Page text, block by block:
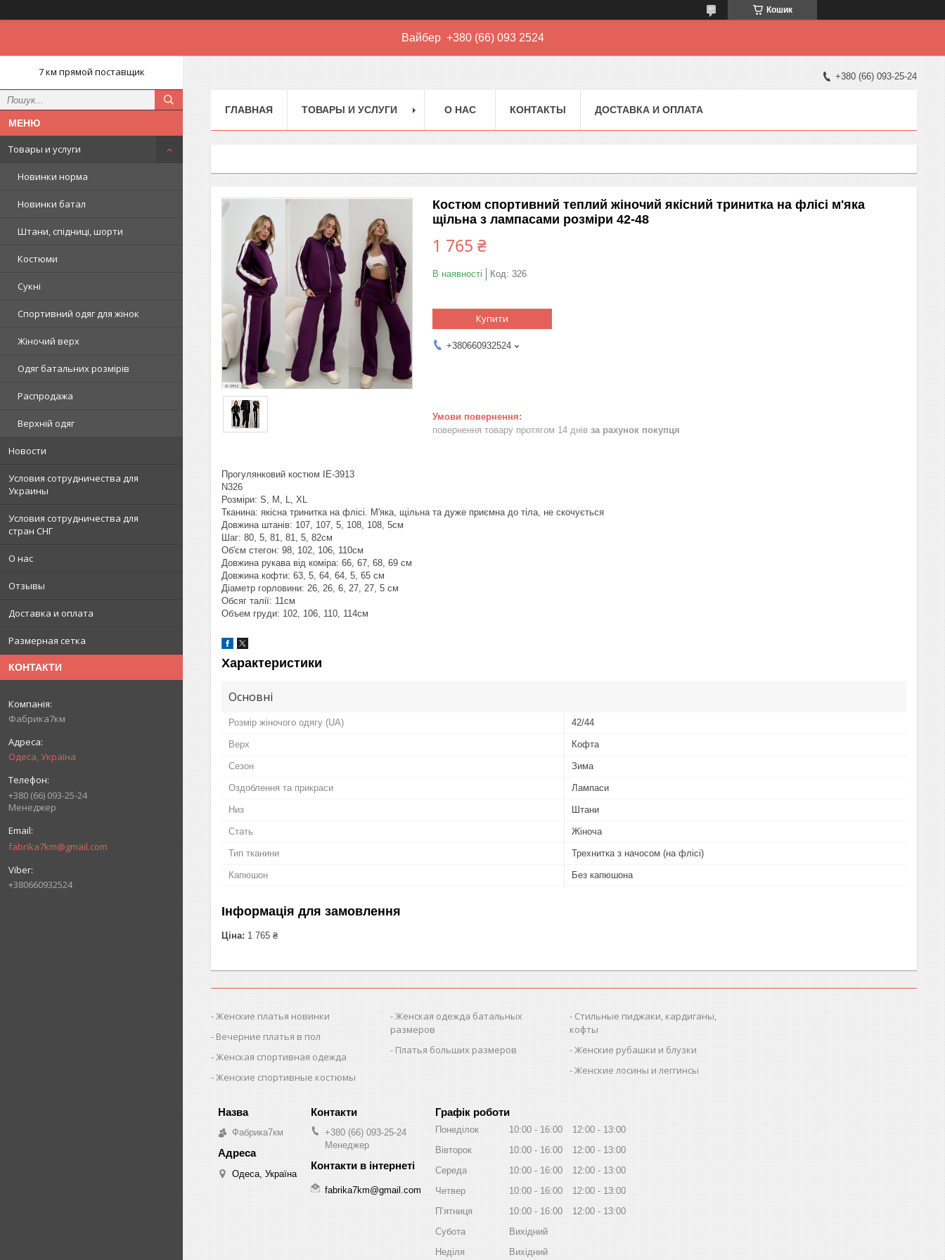
Кошик
Вайбер +380 (66) 093 2524
7 км прямой поставщик
Товары и услуги
Новинки норма
Новинки батал
Штани, спідниці, шорти
Костюми
Сукні
Спортивний одяг для жінок
Жіночий верх
Одяг батальних розмірів
Распродажа
Верхній одяг
Новости
Условия сотрудничества для
Украины
Условия сотрудничества для
стран СНГ
О нас
Отзывы
Доставка и оплата
Размерная сетка
КОНТАКТИ
Фабрика7км
Одеса, Україна
+380 (66) 093-25-24
Менеджер
fabrika7km@gmail.com
+380660932524
+380 (66) 093-25-24
ГЛАВНАЯ ТОВАРЫ И УСЛУГИ О НАС КОНТАКТЫ ДОСТАВКА И ОПЛАТА
Костюм спортивний теплий жіночий якісний тринитка на флісі м'яка
щільна з лампасами розміри 42-48
1 765 ₴
В наявності Код: 326
Купити
+380660932524
повернення товару протягом 14 днів за рахунок покупця
Прогулянковий костюм IE-3913
N326
Розміри: S, M, L, XL
Тканина: якісна тринитка на флісі. М'яка, щільна та дуже приємна до тіла, не скочується
Довжина штанів: 107, 107, 5, 108, 108, 5см
Шаг: 80, 5, 81, 81, 5, 82см
Об'єм стегон: 98, 102, 106, 110см
Довжина рукава від коміра: 66, 67, 68, 69 см
Довжина кофти: 63, 5, 64, 64, 5, 65 см
Діаметр горловини: 26, 26, 6, 27, 27, 5 см
Обсяг талії: 11см
Объем груди: 102, 106, 110, 114см
Характеристики
Основні
Розмір жіночого одягу (UA) 42/44
Верх Кофта
Сезон Зима
Оздоблення та прикраси Лампаси
Низ Штани
Стать Жіноча
Тип тканини Трехнитка з начосом (на флісі)
Капюшон Без капюшона
Інформація для замовлення
Ціна: 1 765 ₴
Женские платья новинки
Вечерние платья в пол
Женская спортивная одежда
Женские спортивные костюмы
Женская одежда батальных
размеров
Платья больших размеров
Стильные пиджаки, кардиганы,
кофты
Женские рубашки и блузки
Женские лосины и леггинсы
Фабрика7км
Одеса, Україна
+380 (66) 093-25-24
Менеджер
fabrika7km@gmail.com
Графік роботи
Понеділок 10:00 16:00 12:00
13:00
Вівторок
10:00 16:00 12:00
13:00
Середа
10:00 16:00 12:00
13:00
Четвер
10:00 16:00 12:00
13:00
Пʼятниця
10:00 16:00 12:00
13:00
Субота
Вихідний
Неділя
Вихідний